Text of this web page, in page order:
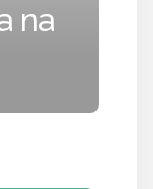
na